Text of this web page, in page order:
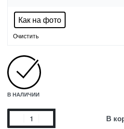
Как на фото
Очистить
В НАЛИЧИИ
В